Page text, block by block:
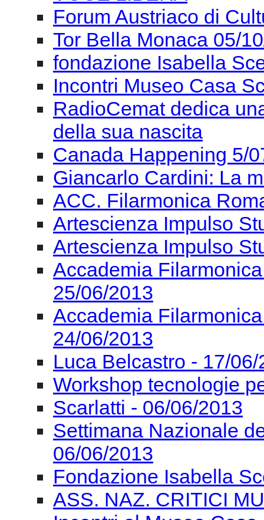
Forum Austriaco di
Tor Bella Monaca 05/
fondazione Isabella
Incontri Museo Casa
RadioCemat dedica
della sua nascita
Canada Happening 5/
Giancarlo Cardini: La
ACC. Filarmonica
Artescienza Impulso
Artescienza Impulso
Accademia
25/06/2013
Accademia
24/06/2013
Luca Belcastro - 17/06/
Workshop tecnologie
Scarlatti - 06/06/2013
Settimana Nazionale
06/06/2013
Fondazione Isabella
ASS. NAZ. CRITICI